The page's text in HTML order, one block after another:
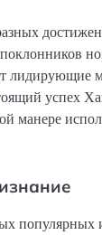
лидирующие
успех
манере